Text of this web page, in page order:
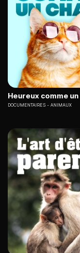
Heureux comme
DOCUMENTAIRES ANIMAUX